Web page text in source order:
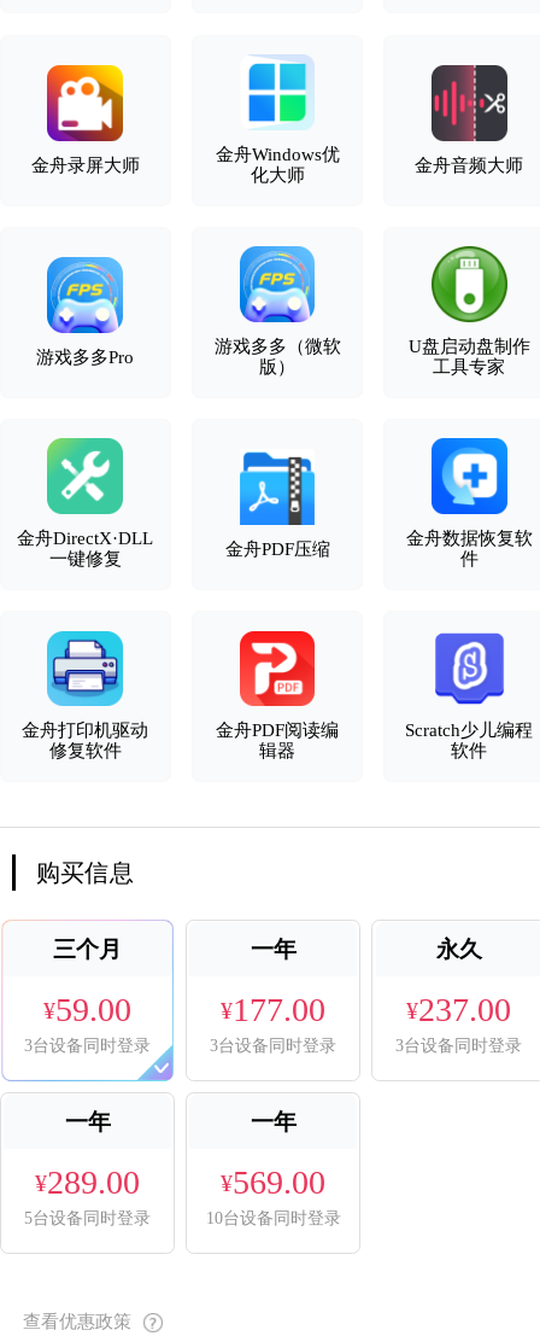
金舟录屏大师
金舟Windows优
化大师
金舟音频大师
游戏多多Pro
游戏多多（微软
版）
U盘启动盘制作
工具专家
金舟DirectX·DLL
一键修复
金舟PDF压缩
金舟数据恢复软
件
金舟打印机驱动
修复软件
金舟PDF阅读编
辑器
Scratch少儿编程
软件
购买信息
三个月
¥59.00
3台设备同时登录
一年
¥177.00
3台设备同时登录
永久
¥237.00
3台设备同时登录
一年
¥289.00
5台设备同时登录
一年
¥569.00
10台设备同时登录
查看优惠政策